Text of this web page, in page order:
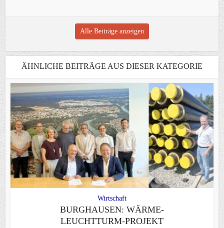
Alle Beiträge anzeigen
ÄHNLICHE BEITRÄGE AUS DIESER KATEGORIE
Wirtschaft
BURGHAUSEN: WÄRME-
LEUCHTTURM-PROJEKT